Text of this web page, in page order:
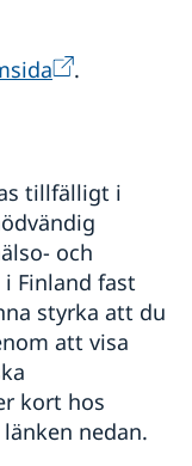
.
tillfälligt i
och
Finland fast
styrka att du
att visa
kort hos
nedan.